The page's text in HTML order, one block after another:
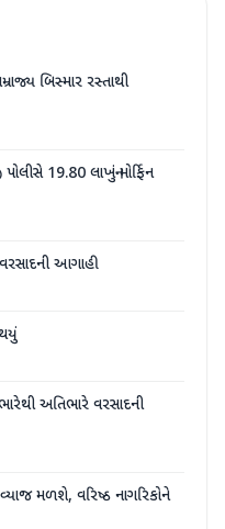
બિસ્માર રસ્તાથી
19.80 લાખનું મોર્ફિન
આગાહી
અતિભારે વરસાદની
મળશે, વરિષ્ઠ નાગરિકોને